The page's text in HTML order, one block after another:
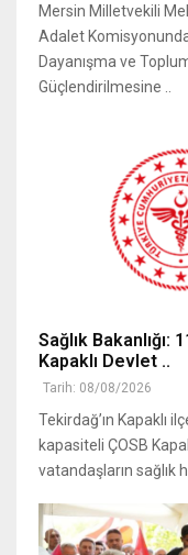
Mersin Milletvekili
Adalet
Dayanışma ve
Güçlendirilmesine ..
Sağlık Bakanlığı:
Kapaklı Devlet ..
Tarih: 08/08/2026
Tekirdağ’ın Kapaklı
kapasiteli ÇOSB
vatandaşların sağlık